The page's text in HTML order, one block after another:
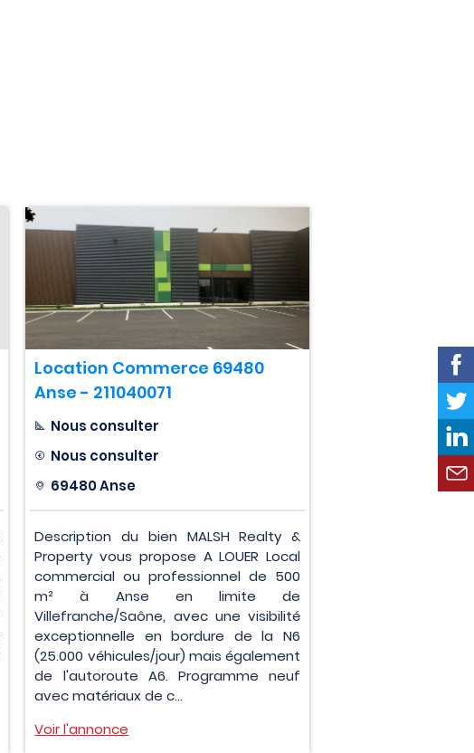
Location Commerce 69480
Anse - 211040071
Nous consulter
Nous consulter
69480 Anse
Description du bien MALSH Realty &
Property vous propose A LOUER Local
commercial ou professionnel de 500
m² à Anse en limite de
Villefranche/Saône, avec une visibilité
exceptionnelle en bordure de la N6
(25.000 véhicules/jour) mais également
de l'autoroute A6. Programme neuf
avec matériaux de c...
Voir l'annonce